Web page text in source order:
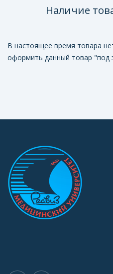
Наличие
В настоящее время товара
оформить данный товар "под